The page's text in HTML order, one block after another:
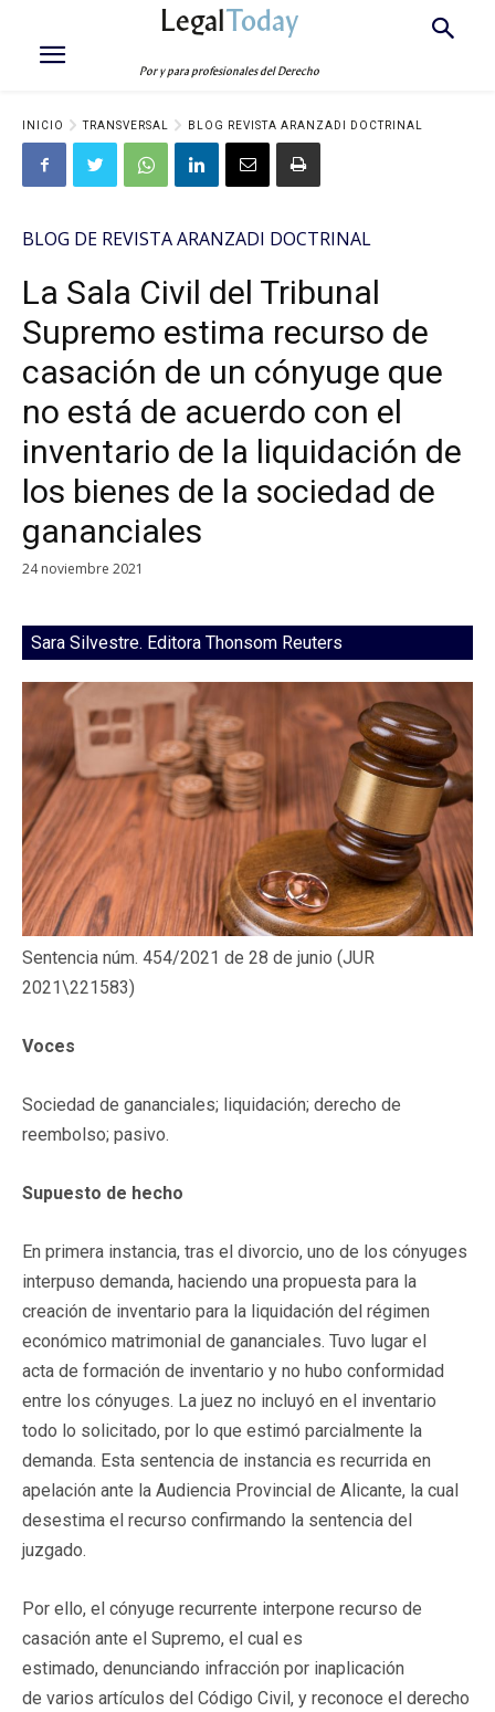
LegalToday
Por y para profesionales del Derecho
INICIO TRANSVERSAL BLOG REVISTA ARANZADI DOCTRINAL
BLOG DE REVISTA ARANZADI DOCTRINAL
La Sala Civil del Tribunal
Supremo estima recurso de
casación de un cónyuge que
no está de acuerdo con el
inventario de la liquidación de
los bienes de la sociedad de
gananciales
24 noviembre 2021
Sara Silvestre. Editora Thonsom Reuters
Sentencia núm. 454/2021 de 28 de junio (JUR
2021\221583)
Voces
Sociedad de gananciales; liquidación; derecho de
reembolso; pasivo.
Supuesto de hecho
En primera instancia, tras el divorcio, uno de los cónyuges
interpuso demanda, haciendo una propuesta para la
creación de inventario para la liquidación del régimen
económico matrimonial de gananciales. Tuvo lugar el
acta de formación de inventario y no hubo conformidad
entre los cónyuges. La juez no incluyó en el inventario
todo lo solicitado, por lo que estimó parcialmente la
demanda. Esta sentencia de instancia es recurrida en
apelación ante la Audiencia Provincial de Alicante, la cual
desestima el recurso confirmando la sentencia del
juzgado.
Por ello, el cónyuge recurrente interpone recurso de
casación ante el Supremo, el cual es
estimado, denunciando infracción por inaplicación
de varios artículos del Código Civil, y reconoce el derecho